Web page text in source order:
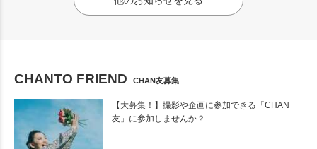
CHANTO FRIEND CHAN友募集
【大募集！】撮影や企画に参加できる「CHAN
友」に参加しませんか？